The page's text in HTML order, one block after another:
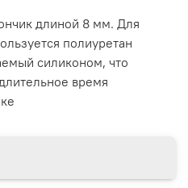
длиной 8 мм. Для
полиуретан
силиконом, что
время